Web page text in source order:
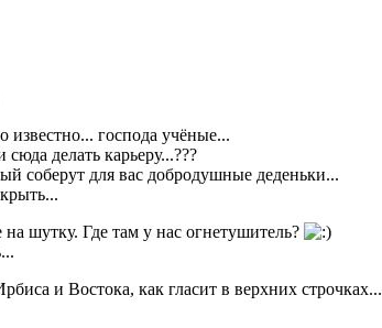
известно... господа учёные...
делать карьеру...???
соберут для вас добродушные деденьки...
шутку. Где там у нас огнетушитель?
и Востока, как гласит в верхних строчках...